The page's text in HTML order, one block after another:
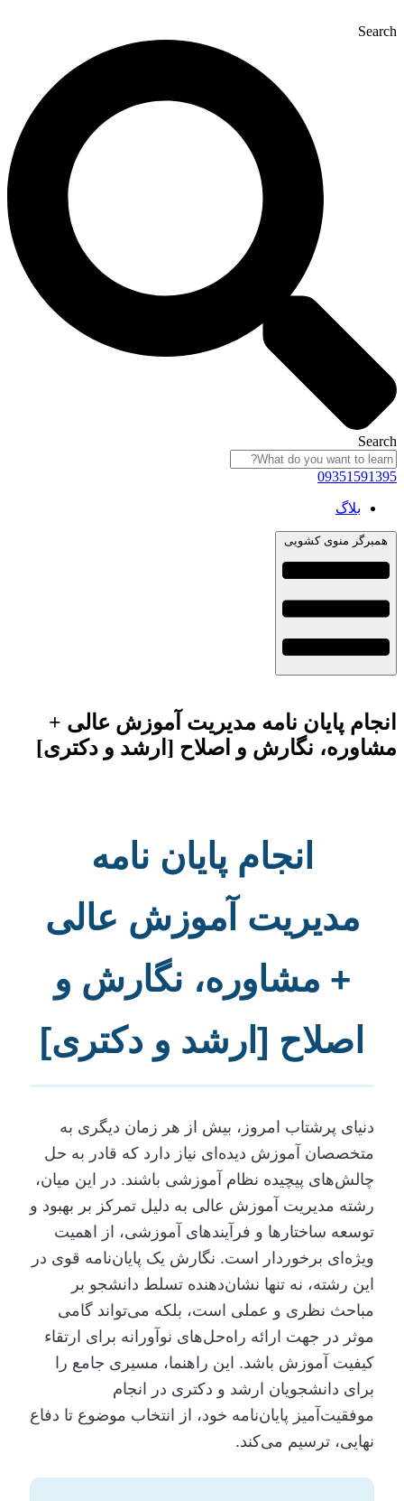
Search
Search
09351591395
بلاگ
همبرگر منوی کشویی
انجام پایان نامه مدیریت آموزش عالی +
مشاوره، نگارش و اصلاح [ارشد و دکتری]
انجام پایان نامه
مدیریت آموزش عالی
+ مشاوره، نگارش و
اصلاح [ارشد و دکتری]
دنیای پرشتاب امروز، بیش از هر زمان دیگری به
متخصصان آموزش دیده‌ای نیاز دارد که قادر به حل
چالش‌های پیچیده نظام آموزشی باشند. در این میان،
رشته مدیریت آموزش عالی به دلیل تمرکز بر بهبود و
توسعه ساختارها و فرآیندهای آموزشی، از اهمیت
ویژه‌ای برخوردار است. نگارش یک پایان‌نامه قوی در
این رشته، نه تنها نشان‌دهنده تسلط دانشجو بر
مباحث نظری و عملی است، بلکه می‌تواند گامی
موثر در جهت ارائه راه‌حل‌های نوآورانه برای ارتقاء
کیفیت آموزش باشد. این راهنما، مسیری جامع را
برای دانشجویان ارشد و دکتری در انجام
موفقیت‌آمیز پایان‌نامه خود، از انتخاب موضوع تا دفاع
نهایی، ترسیم می‌کند.